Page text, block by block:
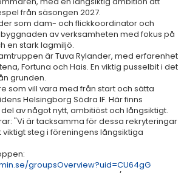
från säsongen 2027.
som dam- och flickkoordinator och
av verksamheten med fokus på
en stark lagmiljö.
är Tuva Rylander, med erfarenhet
Fortuna och Hais. En viktig pusselbit i det
grunden.
som vill vara med från start och sätta
Helsingborg Södra IF. Här finns
av något nytt, ambitiöst och långsiktigt.
"Vi är tacksamma för dessa rekryteringar
steg i föreningens långsiktiga
groupsOverview?uid=CU64gG